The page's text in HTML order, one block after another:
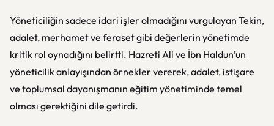
Yöneticiliğin sadece idari işler olmadığını vurgulayan Tekin,
adalet, merhamet ve feraset gibi değerlerin yönetimde
kritik rol oynadığını belirtti. Hazreti Ali ve İbn Haldun’un
yöneticilik anlayışından örnekler vererek, adalet, istişare
ve toplumsal dayanışmanın eğitim yönetiminde temel
olması gerektiğini dile getirdi.